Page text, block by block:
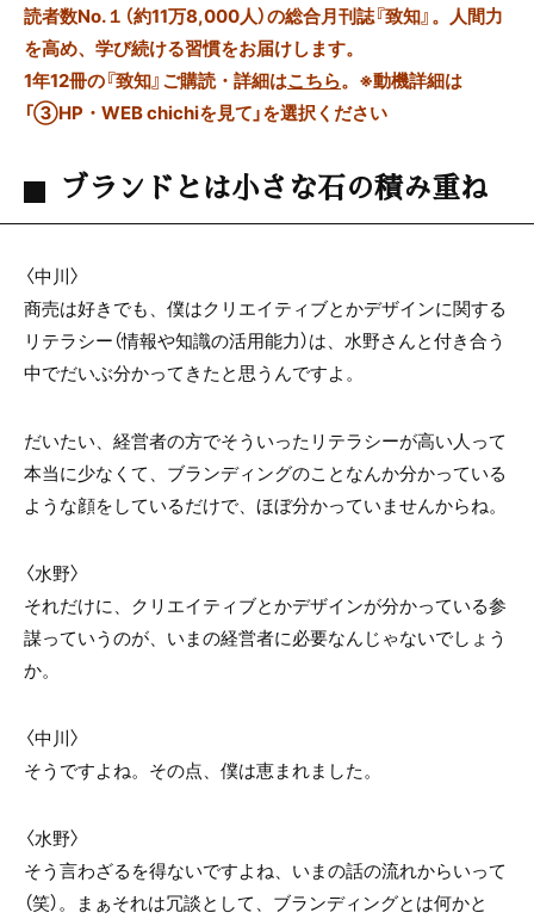
読者数No.１（約11万8,000人）の総合月刊誌『致知』。人間力
を高め、学び続ける習慣をお届けします。
1年12冊の『致知』ご購読・詳細はこちら。 ※動機詳細は
「③HP・WEB chichiを見て」を選択ください
ブランドとは小さな石の積み重ね
〈中川〉
商売は好きでも、僕はクリエイティブとかデザインに関する
リテラシー（情報や知識の活用能力）は、水野さんと付き合う
中でだいぶ分かってきたと思うんですよ。
だいたい、経営者の方でそういったリテラシーが高い人って
本当に少なくて、ブランディングのことなんか分かっている
ような顔をしているだけで、ほぼ分かっていませんからね。
〈水野〉
それだけに、クリエイティブとかデザインが分かっている参
謀っていうのが、いまの経営者に必要なんじゃないでしょう
か。
〈中川〉
そうですよね。その点、僕は恵まれました。
〈水野〉
そう言わざるを得ないですよね、いまの話の流れからいって
（笑）。まぁそれは冗談として、ブランディングとは何かと